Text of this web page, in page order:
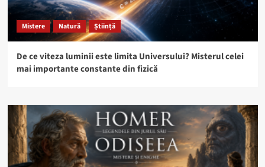
Mistere Natură Știință
De ce viteza luminii este limita Universului? Misterul celei
mai importante constante din fizică